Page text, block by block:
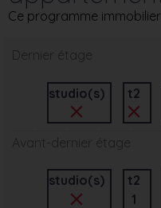
Ce programme
Dernier étage
studio(s) t2
Avant-dernier étage
studio(s)
t2
1